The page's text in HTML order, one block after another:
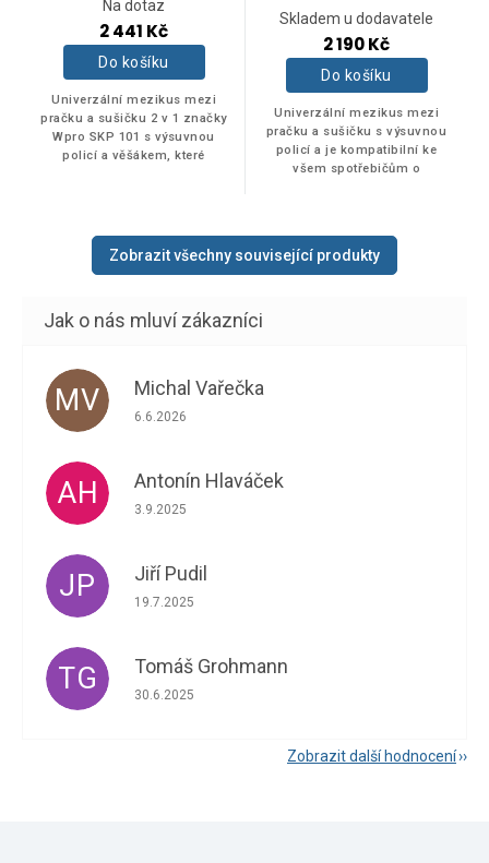
Na dotaz
2 441 Kč
Do košíku
Univerzální mezikus mezi
pračku a sušičku 2 v 1 značky
Wpro SKP 101 s výsuvnou
policí a věšákem, které
Průměrné
hodnocení
produktu
je
5,0
z
5
hvězdiček.
Skladem u dodavatele
2 190 Kč
Do košíku
Univerzální mezikus mezi
pračku a sušičku s výsuvnou
policí a je kompatibilní ke
všem spotřebičům o
Zobrazit všechny související produkty
MV Michal Vařečka
Hodnocení obchodu je 5 z 5 hvězdiček.
6.6.2026
AH Antonín Hlaváček
Hodnocení obchodu je 5 z 5 hvězdiček.
3.9.2025
JP Jiří Pudil
Hodnocení obchodu je 5 z 5 hvězdiček.
19.7.2025
TG Tomáš Grohmann
Hodnocení obchodu je 5 z 5 hvězdiček.
30.6.2025
Zobrazit další hodnocení